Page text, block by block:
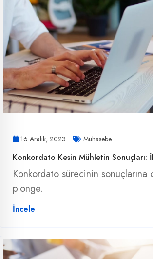
16 Aralık, 2023 Muhasebe
Konkordato Kesin Mühletin Sonuçları:
Konkordato sürecinin sonuçlarına
plonge.
İncele